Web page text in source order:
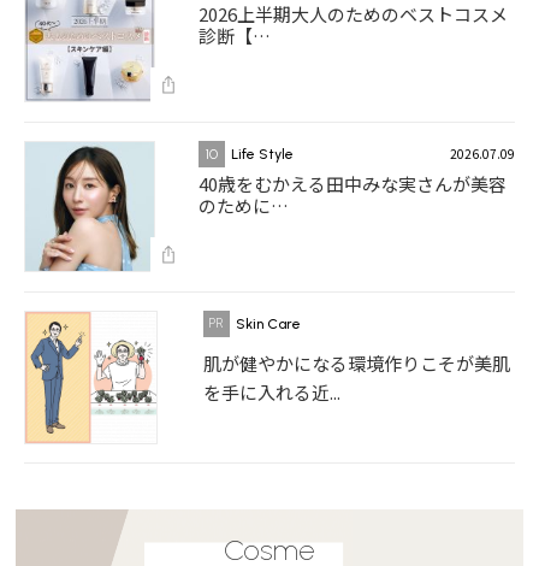
2026上半期大人のためのベストコスメ
診断【…
10 Life Style 2026.07.09
40歳をむかえる田中みな実さんが美容
のために…
Skin Care
肌が健やかになる環境作りこそが美肌
を手に入れる近...
Cosme